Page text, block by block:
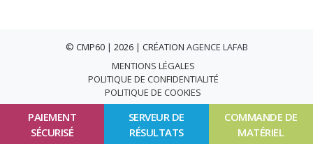
PAIEMENT
SÉCURISÉ
SERVEUR DE
RÉSULTATS
COMMANDE DE
MATÉRIEL
© CMP60 | 2026 | CRÉATION AGENCE LAFAB
MENTIONS LÉGALES
POLITIQUE DE CONFIDENTIALITÉ
POLITIQUE DE COOKIES